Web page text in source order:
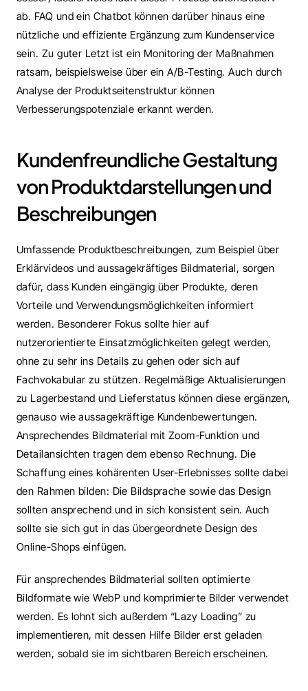
ab. FAQ und ein Chatbot können darüber hinaus eine
nützliche und effiziente Ergänzung zum Kundenservice
sein. Zu guter Letzt ist ein Monitoring der Maßnahmen
ratsam, beispielsweise über ein A/B-Testing. Auch durch
Analyse der Produktseitenstruktur können
Verbesserungspotenziale erkannt werden.
Kundenfreundliche Gestaltung
von Produktdarstellungen und
Beschreibungen
Umfassende Produktbeschreibungen, zum Beispiel über
Erklärvideos und aussagekräftiges Bildmaterial, sorgen
dafür, dass Kunden eingängig über Produkte, deren
Vorteile und Verwendungsmöglichkeiten informiert
werden. Besonderer Fokus sollte hier auf
nutzerorientierte Einsatzmöglichkeiten gelegt werden,
ohne zu sehr ins Details zu gehen oder sich auf
Fachvokabular zu stützen. Regelmäßige Aktualisierungen
zu Lagerbestand und Lieferstatus können diese ergänzen,
genauso wie aussagekräftige Kundenbewertungen.
Ansprechendes Bildmaterial mit Zoom-Funktion und
Detailansichten tragen dem ebenso Rechnung. Die
Schaffung eines kohärenten User-Erlebnisses sollte dabei
den Rahmen bilden: Die Bildsprache sowie das Design
sollten ansprechend und in sich konsistent sein. Auch
sollte sie sich gut in das übergeordnete Design des
Online-Shops einfügen.
Für ansprechendes Bildmaterial sollten optimierte
Bildformate wie WebP und komprimierte Bilder verwendet
werden. Es lohnt sich außerdem “Lazy Loading” zu
implementieren, mit dessen Hilfe Bilder erst geladen
werden, sobald sie im sichtbaren Bereich erscheinen.